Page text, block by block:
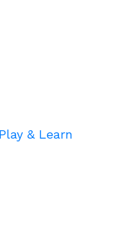
& Learn